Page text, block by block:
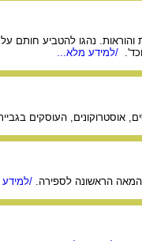
נהגו להטביע חותם
/למידע מלא...
המאה הראשונה לספירה. /למידע